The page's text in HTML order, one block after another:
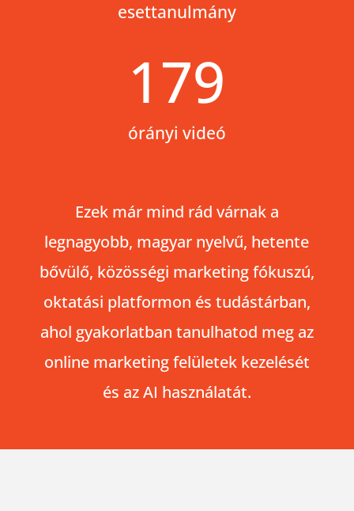
esettanulmány
179
órányi videó
Ezek már mind rád várnak a
legnagyobb, magyar nyelvű, hetente
bővülő, közösségi marketing fókuszú,
oktatási platformon és tudástárban,
ahol gyakorlatban tanulhatod meg az
online marketing felületek kezelését
és az AI használatát.